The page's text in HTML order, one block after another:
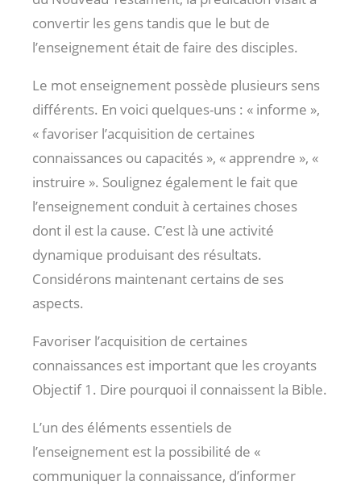
convertir les gens tandis que le but de
l’enseignement était de faire des disciples.
Le mot enseignement possède plusieurs sens
différents. En voici quelques-uns : « informe »,
« favoriser l’acquisition de certaines
connaissances ou capacités », « apprendre », «
instruire ». Soulignez également le fait que
l’enseignement conduit à certaines choses
dont il est la cause. C’est là une activité
dynamique produisant des résultats.
Considérons maintenant certains de ses
aspects.
Favoriser l’acquisition de certaines
connaissances est important que les croyants
Objectif 1. Dire pourquoi il connaissent la Bible.
L’un des éléments essentiels de
l’enseignement est la possibilité de «
communiquer la connaissance, d’informer